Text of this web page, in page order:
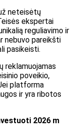
neteisėtų
ekspertai
reguliavimo ir
nebuvo pareikšti
pasikeisti.
reklamuojamas
poveikio,
platforma
ir yra ribotos
2026 m